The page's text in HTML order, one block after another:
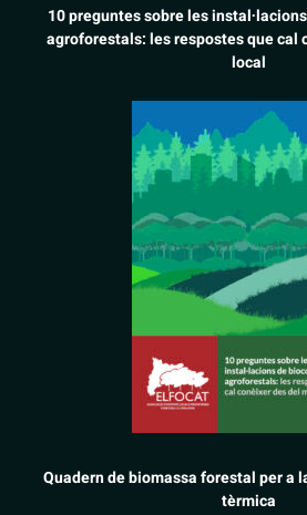
10 preguntes sobre les
agroforestals: les respostes que cal
local
Quadern de biomassa forestal per a
tèrmica